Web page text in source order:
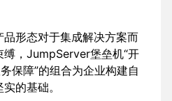
形态对于集成解决方案而
，JumpServer堡垒机“开
保障”的组合为企业构建自
的基础。